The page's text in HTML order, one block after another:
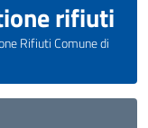
rifiuti
Rifiuti Comune di